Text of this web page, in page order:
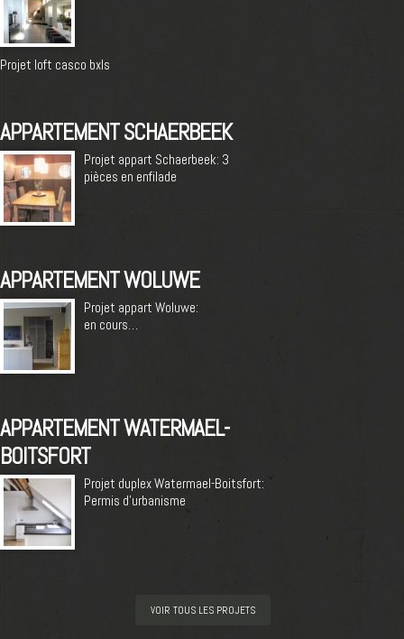
Projet loft casco bxls
APPARTEMENT SCHAERBEEK
Projet appart Schaerbeek: 3
pièces en enfilade
APPARTEMENT WOLUWE
Projet appart Woluwe:
en cours…
APPARTEMENT WATERMAEL-
BOITSFORT
Projet duplex Watermael-Boitsfort:
Permis d’urbanisme
VOIR TOUS LES PROJETS